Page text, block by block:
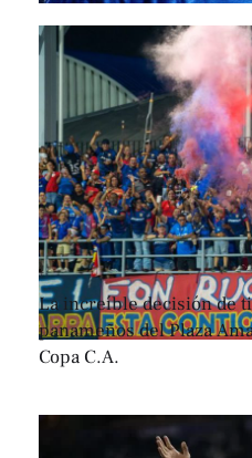
La increíble decisión de
panameños del Plaza
Copa C.A.